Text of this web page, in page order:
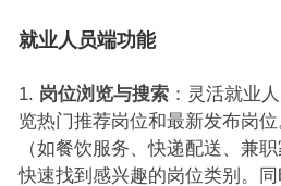
就业人员端功能
岗位浏览与搜索：灵活就业
览热门推荐岗位和最新发布岗
（如餐饮服务、快递配送、兼
快速找到感兴趣的岗位类别。